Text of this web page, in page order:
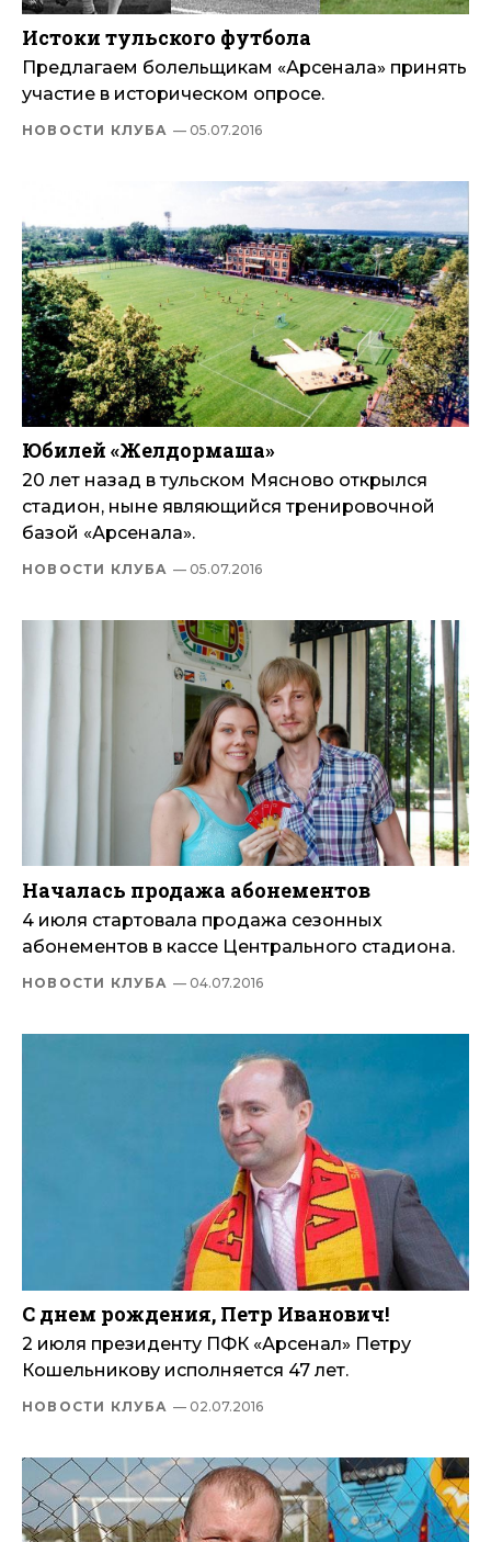
Истоки тульского футбола
Предлагаем болельщикам «Арсенала» принять
участие в историческом опросе.
НОВОСТИ КЛУБА — 05.07.2016
Юбилей «Желдормаша»
20 лет назад в тульском Мясново открылся
стадион, ныне являющийся тренировочной
базой «Арсенала».
НОВОСТИ КЛУБА — 05.07.2016
Началась продажа абонементов
4 июля стартовала продажа сезонных
абонементов в кассе Центрального стадиона.
НОВОСТИ КЛУБА — 04.07.2016
С днем рождения, Петр Иванович!
2 июля президенту ПФК «Арсенал» Петру
Кошельникову исполняется 47 лет.
НОВОСТИ КЛУБА — 02.07.2016